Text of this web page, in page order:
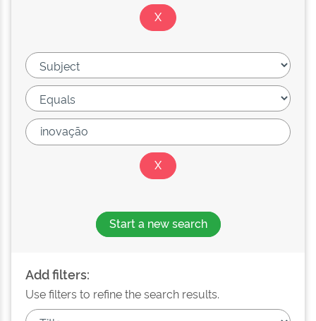
Start a new search
Add filters:
Use filters to refine the search results.